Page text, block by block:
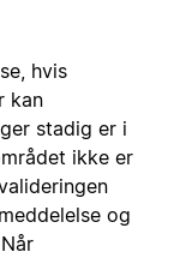
hvis
kan
stadig er i
ikke er
og